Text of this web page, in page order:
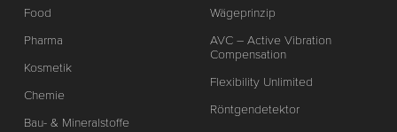
Food
Pharma
Kosmetik
Chemie
Bau- & Mineralstoffe
Wägeprinzip
AVC – Active Vibration
Compensation
Flexibility Unlimited
Röntgendetektor